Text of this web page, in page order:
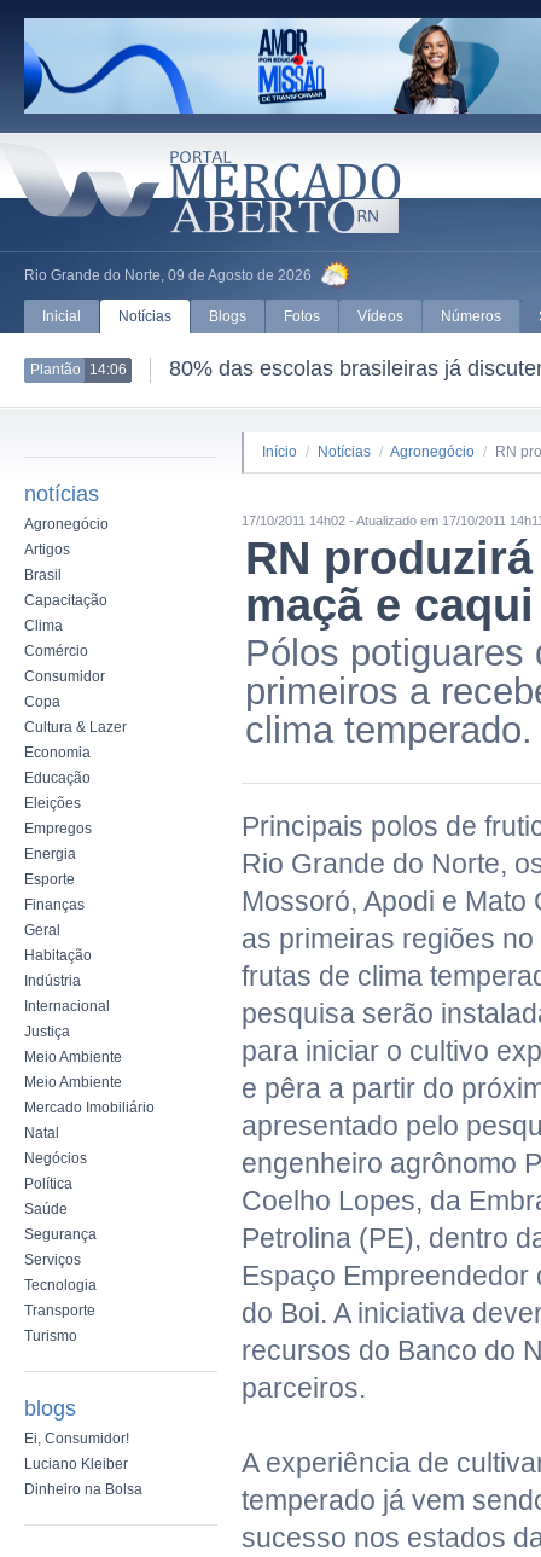
Rio Grande do Norte, 09 de Agosto de 2026
Inicial Notícias Blogs Fotos Vídeos Números
Plantão 14:06 80% das escolas brasileiras já
notícias
Agronegócio
Artigos
Brasil
Capacitação
Clima
Comércio
Consumidor
Copa
Cultura & Lazer
Economia
Educação
Eleições
Empregos
Energia
Esporte
Finanças
Geral
Habitação
Indústria
Internacional
Justiça
Meio Ambiente
Meio Ambiente
Mercado Imobiliário
Natal
Negócios
Política
Saúde
Segurança
Serviços
Tecnologia
Transporte
Turismo
blogs
Ei, Consumidor!
Luciano Kleiber
Dinheiro na Bolsa
Início / Notícias / Agronegócio / RN
17/10/2011 14h02 - Atualizado em 17/10/2011
RN
maçã e caqui
Pólos potiguares
primeiros a
clima temperado.
Principais polos de
Rio Grande do Norte,
Mossoró, Apodi e
as primeiras regiões
frutas de clima
pesquisa serão
para iniciar o cultivo
e pêra a partir do
apresentado pelo
engenheiro agrônomo
Coelho Lopes, da
Petrolina (PE), dentro
Espaço Empreendedor
do Boi. A iniciativa
recursos do Banco do
parceiros.
A experiência de
temperado já vem
sucesso nos estados